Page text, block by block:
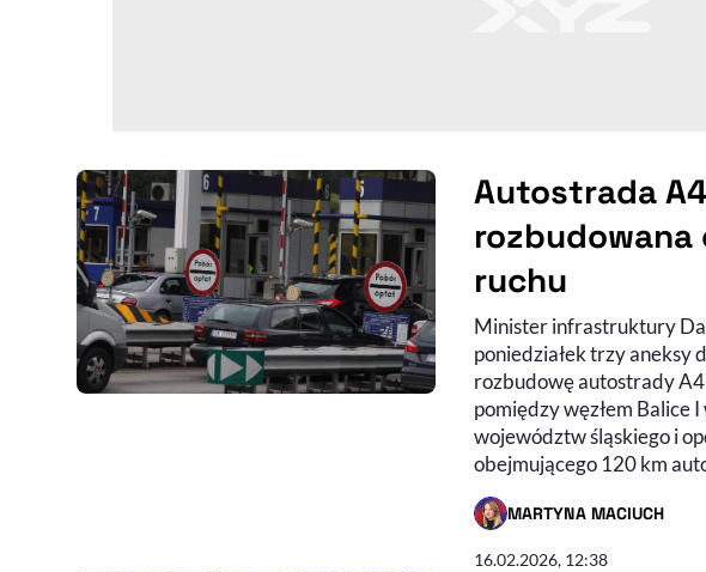
Autostrada
ruchu
Minister infrastruktury
poniedziałek trzy aneksy
rozbudowę autostrady
pomiędzy węzłem Balice
województw śląskiego i
obejmującego 120 km
MARTYNA MACIUCH
- AUTOR ARTYKUŁU - PROFIL
16.02.2026, 12:38